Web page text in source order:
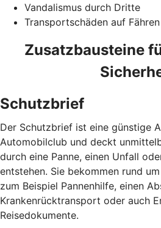
Vandalismus durch Dritte
Transportschäden auf Fähren
Zusatzbausteine
Schutzbrief
Der Schutzbrief ist eine günstige
Automobilclub und deckt
durch eine Panne, einen Unfall
entstehen. Sie bekommen rund
zum Beispiel Pannenhilfe, einen
Krankenrücktransport oder auch
Reisedokumente.